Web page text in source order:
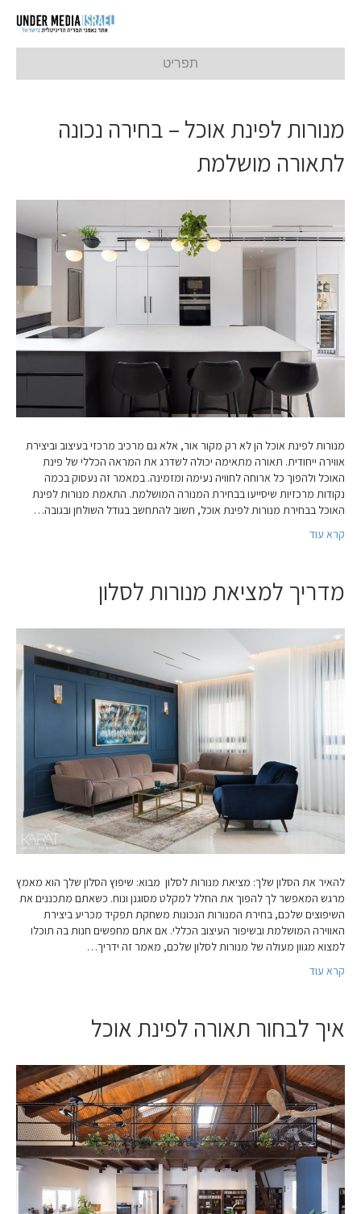
תפריט
מנורות לפינת אוכל – בחירה נכונה
לתאורה מושלמת
מנורות לפינת אוכל הן לא רק מקור אור, אלא גם מרכיב מרכזי בעיצוב וביצירת
אווירה ייחודית. תאורה מתאימה יכולה לשדרג את המראה הכללי של פינת
האוכל ולהפוך כל ארוחה לחוויה נעימה ומזמינה. במאמר זה נעסוק בכמה
נקודות מרכזיות שיסייעו בבחירת המנורה המושלמת. התאמת מנורות לפינת
האוכל בבחירת מנורות לפינת אוכל, חשוב להתחשב בגודל השולחן ובגובה…
קרא עוד
מדריך למציאת מנורות לסלון
להאיר את הסלון שלך: מציאת מנורות לסלון מבוא: שיפוץ הסלון שלך הוא מאמץ
מרגש המאפשר לך להפוך את החלל למקלט מסוגנן ונוח. כשאתם מתכננים את
השיפוצים שלכם, בחירת המנורות הנכונות משחקת תפקיד מכריע ביצירת
האווירה המושלמת ובשיפור העיצוב הכללי. אם אתם מחפשים חנות בה תוכלו
למצוא מגוון מעולה של מנורות לסלון שלכם, מאמר זה ידריך…
קרא עוד
איך לבחור תאורה לפינת אוכל